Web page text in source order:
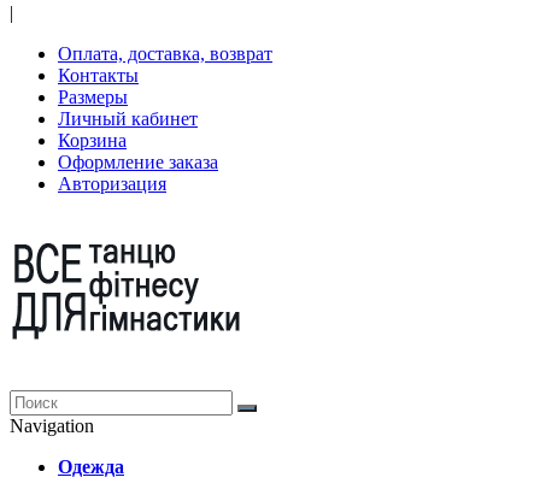
|
Оплата, доставка, возврат
Контакты
Размеры
Личный кабинет
Корзина
Оформление заказа
Авторизация
Navigation
Одежда